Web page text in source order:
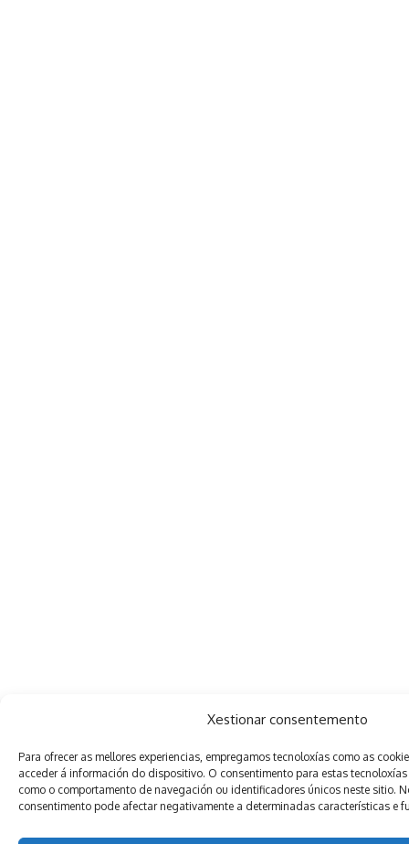
Xestionar consentemento
Para ofrecer as mellores experiencias, empregamos tecnoloxías como as
acceder á información do dispositivo. O consentimento para estas
como o comportamento de navegación ou identificadores únicos neste sitio.
consentimento pode afectar negativamente a determinadas características e